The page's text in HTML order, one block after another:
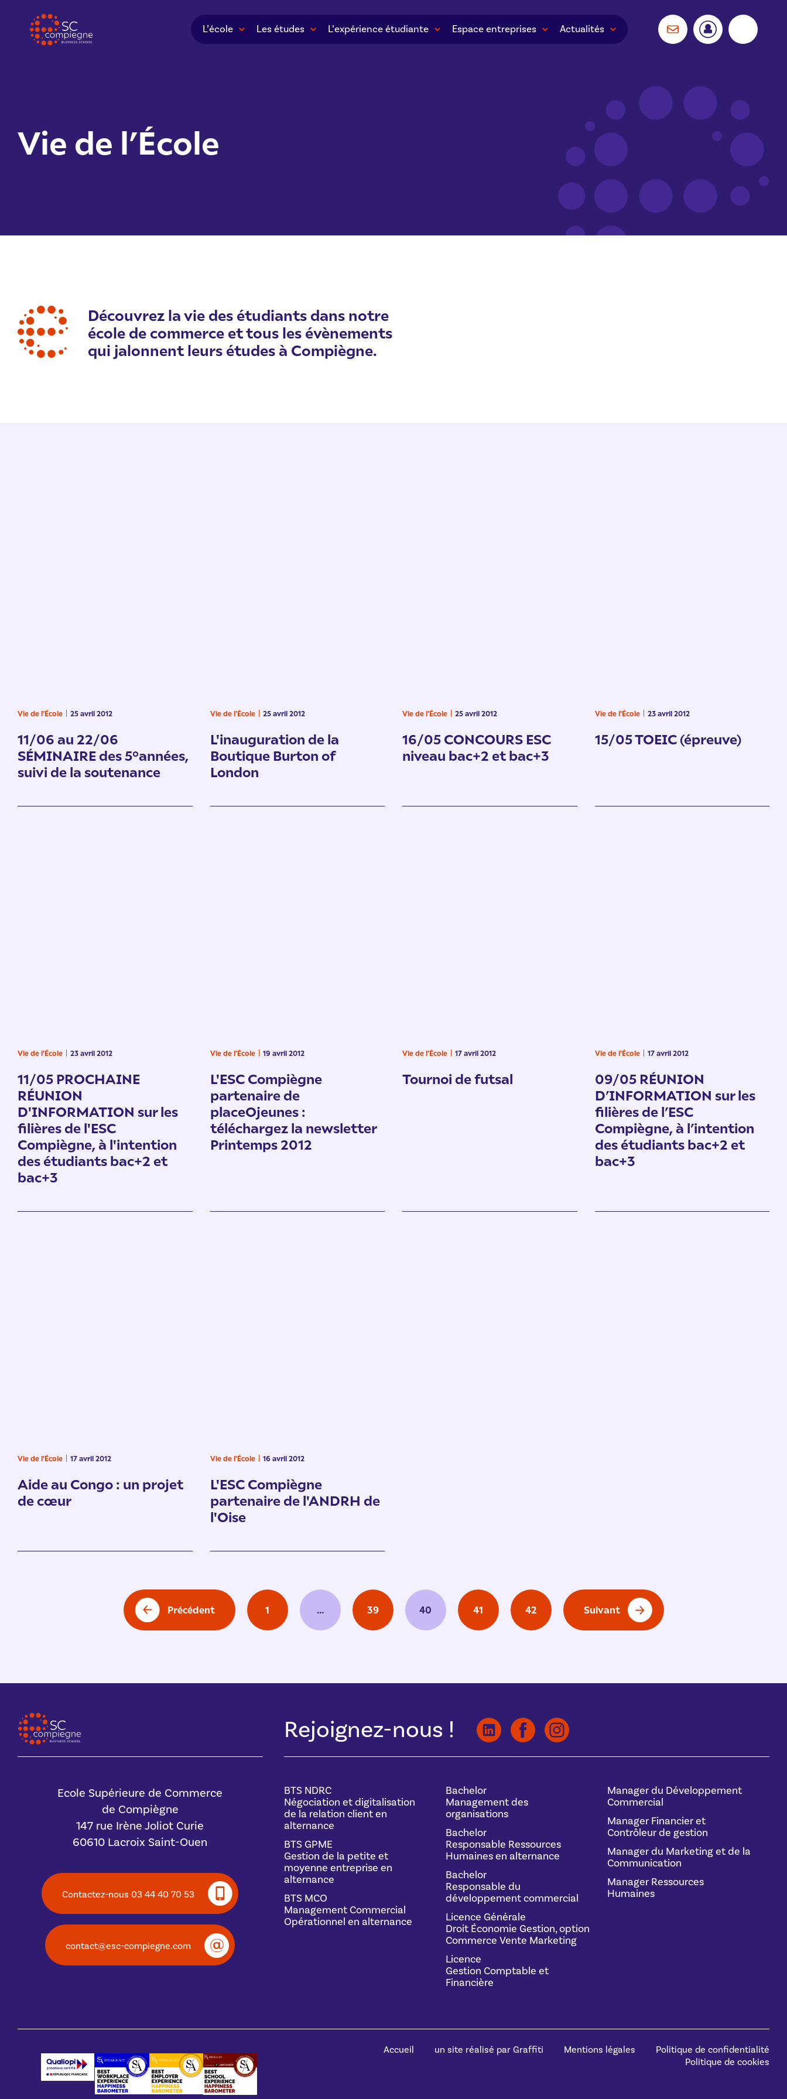
L’école Les études L’expérience étudiante Espace entreprises Actualités
Vie de l’École
Découvrez la vie des étudiants dans notre
école de commerce et tous les évènements
qui jalonnent leurs études à Compiègne.
Vie de l'École 25 avril 2012
11/06 au 22/06
SÉMINAIRE des 5°années,
suivi de la soutenance
Vie de l'École 25 avril 2012
L'inauguration de la
Boutique Burton of
London
Vie de l'École 25 avril 2012
16/05 CONCOURS ESC
niveau bac+2 et bac+3
Vie de l'École 23 avril 2012
15/05 TOEIC (épreuve)
Vie de l'École 23 avril 2012
11/05 PROCHAINE
RÉUNION
D'INFORMATION sur les
filières de l'ESC
Compiègne, à l'intention
des étudiants bac+2 et
bac+3
Vie de l'École 19 avril 2012
L'ESC Compiègne
partenaire de
placeOjeunes :
téléchargez la newsletter
Printemps 2012
Vie de l'École 17 avril 2012
Tournoi de futsal
Vie de l'École 17 avril 2012
09/05 RÉUNION
D’INFORMATION sur les
filières de l’ESC
Compiègne, à l’intention
des étudiants bac+2 et
bac+3
Vie de l'École 17 avril 2012
Aide au Congo : un projet
de cœur
Vie de l'École 16 avril 2012
L'ESC Compiègne
partenaire de l'ANDRH de
l'Oise
Précédent 1 … 39 40 41 42 Suivant
Rejoignez-nous !
Ecole Supérieure de Commerce
de Compiègne
147 rue Irène Joliot Curie
60610 Lacroix Saint-Ouen
Contactez-nous 03 44 40 70 53
contact@esc-compiegne.com
BTS NDRC
Négociation et digitalisation
de la relation client en
alternance
BTS GPME
Gestion de la petite et
moyenne entreprise en
alternance
BTS MCO
Management Commercial
Opérationnel en alternance
Bachelor
Management des
organisations
Bachelor
Responsable Ressources
Humaines en alternance
Bachelor
Responsable du
développement commercial
Licence Générale
Droit Économie Gestion, option
Commerce Vente Marketing
Licence
Gestion Comptable et
Financière
Manager du Développement
Commercial
Manager Financier et
Contrôleur de gestion
Manager du Marketing et de la
Communication
Manager Ressources
Humaines
Accueil un site réalisé par Graffiti Mentions légales
Politique de confidentialité
Politique de cookies